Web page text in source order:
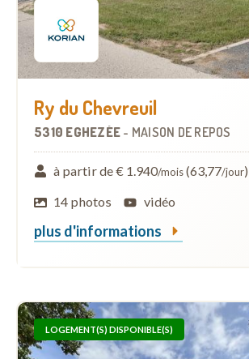
Ry du Chevreuil
5310 EGHEZÉE - MAISON DE REPOS
à partir de € 1.940/mois(63,77/jour)
14 photos
vidéo
plus d'informations
LOGEMENT(S) DISPONIBLE(S)